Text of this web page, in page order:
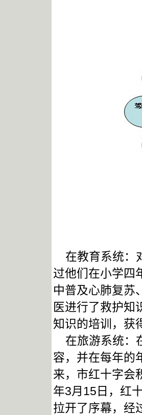
在教育系统：
过他们在小学四
中普及心肺复苏
医进行了救护知
知识的培训，获
在旅游系统：
容，并在每年的
来，市红十字会
年3月15日，红
拉开了序幕，经